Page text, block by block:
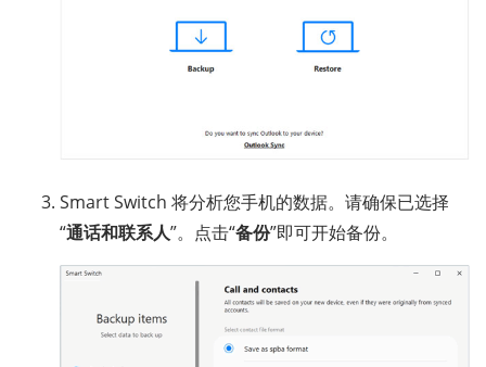
Smart Switch 将分析您手机的数据。请确保已选择
“通话和联系人”。点击“备份”即可开始备份。